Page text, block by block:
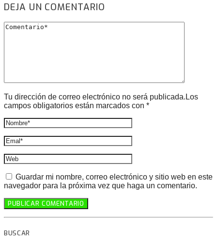
DEJA UN COMENTARIO
Tu dirección de correo electrónico no será publicada.Los
campos obligatorios están marcados con *
Guardar mi nombre, correo electrónico y sitio web en este
navegador para la próxima vez que haga un comentario.
BUSCAR